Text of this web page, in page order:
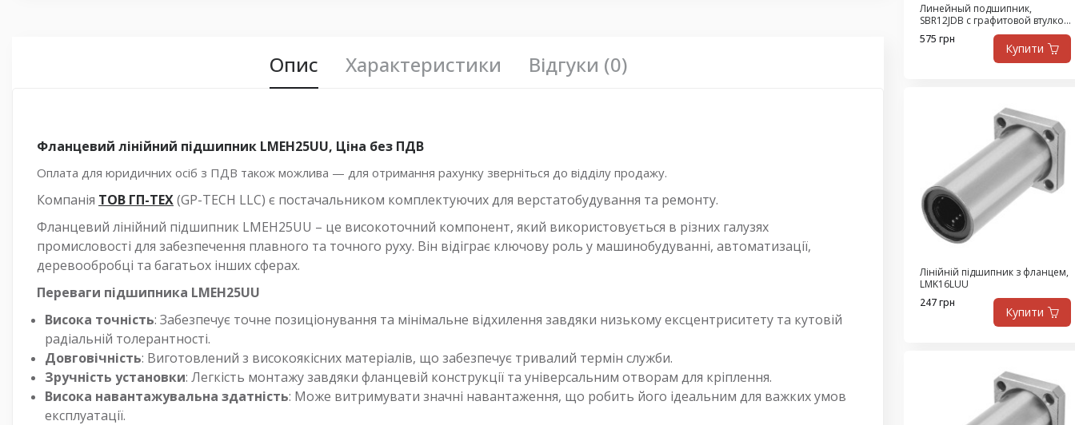
Опис Характеристики Відгуки (0)
Фланцевий лінійний підшипник LMEH25UU, Ціна без ПДВ
Оплата для юридичних осіб з ПДВ також можлива — для отримання рахунку зверніться до відділу продажу.
Компанія ТОВ ГП-ТЕХ(GP-TECH LLC) є постачальником комплектуючих для верстатобудування та ремонту.
Фланцевий лінійний підшипник LMEH25UU – це високоточний компонент, який використовується в різних галузях
промисловості для забезпечення плавного та точного руху. Він відіграє ключову роль у машинобудуванні, автоматизації,
деревообробці та багатьох інших сферах.
Переваги підшипника LMEH25UU
Висока точність: Забезпечує точне позиціонування та мінімальне відхилення завдяки низькому ексцентриситету та кутовій
радіальній толерантності.
Довговічність: Виготовлений з високоякісних матеріалів, що забезпечує тривалий термін служби.
Зручність установки: Легкість монтажу завдяки фланцевій конструкції та універсальним отворам для кріплення.
Висока навантажувальна здатність: Може витримувати значні навантаження, що робить його ідеальним для важких умов
експлуатації.
Линейный подшипник,
SBR12JDB с графитовой втулкой
из высокопрочной латуни,
самосмазывающийся
575 грн
Купити
Лінійній підшипник з фланцем,
LMK16LUU
247 грн
Купити